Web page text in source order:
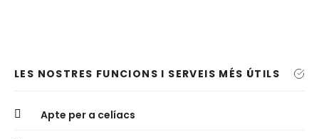
LES NOSTRES FUNCIONS I SERVEIS MÉS ÚTILS
Apte per a celíacs